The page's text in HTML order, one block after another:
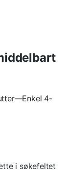
4-
i søkefeltet